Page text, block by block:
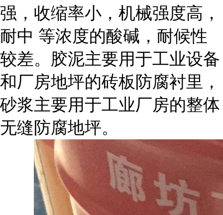
强，收缩率小，机械强度高，
耐中 等浓度的酸碱，耐候性
较差。胶泥主要用于工业设备
和厂房地坪的砖板防腐衬里，
砂浆主要用于工业厂房的整体
无缝防腐地坪。